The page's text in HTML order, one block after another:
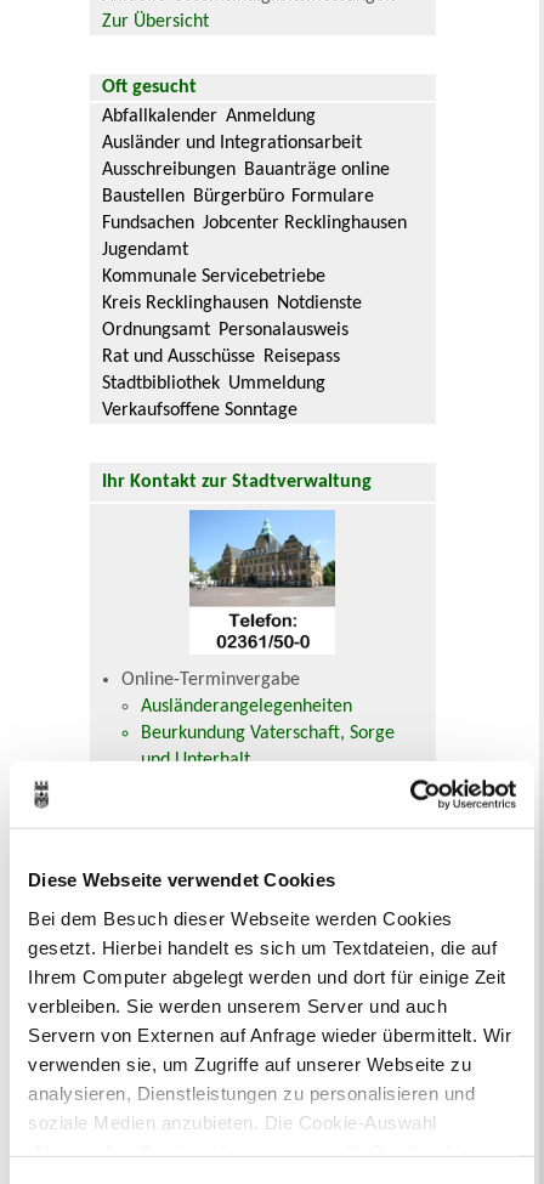
Diese Webseite verwendet Cookies
Bei dem Besuch dieser Webseite werden Cookies
gesetzt. Hierbei handelt es sich um Textdateien, die auf
Ihrem Computer abgelegt werden und dort für einige Zeit
verbleiben. Sie werden unserem Server und auch
Servern von Externen auf Anfrage wieder übermittelt. Wir
verwenden sie, um Zugriffe auf unserer Webseite zu
analysieren, Dienstleistungen zu personalisieren und
soziale Medien anzubieten. Die Cookie-Auswahl
Zur Übersicht
Oft gesucht
Abfallkalender Anmeldung
Ausländer und Integrationsarbeit
Ausschreibungen Bauanträge online
Baustellen Bürgerbüro Formulare
Fundsachen Jobcenter Recklinghausen
Jugendamt
Kommunale Servicebetriebe
Kreis Recklinghausen Notdienste
Ordnungsamt Personalausweis
Rat und Ausschüsse Reisepass
Stadtbibliothek Ummeldung
Verkaufsoffene Sonntage
Ihr Kontakt zur Stadtverwaltung
Online-Terminvergabe
Ausländerangelegenheiten
Beurkundung Vaterschaft, Sorge
und Unterhalt
E-Rechnung FAQ
Bürgerservice von A-Z
Ausweisstatus
Defekte Straßenbeleuchtung melden
Veranstaltungskalender
August 2026
< Juli
September >
Mo
Di Mi Do Fr Sa
So